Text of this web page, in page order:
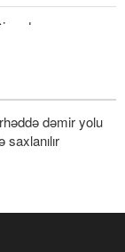
yaşayış
dəmir yolu
saxlanılır